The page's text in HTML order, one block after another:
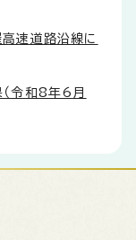
速道路沿線に
令和8年6月